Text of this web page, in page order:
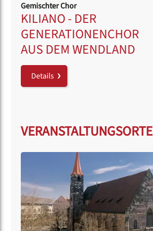
Gemischter Chor
KILIANO - DER
GENERATIONENCHOR
AUS DEM WENDLAND
Details
VERANSTALTUNGSORTE